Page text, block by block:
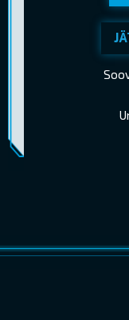
(Kehtib EV
Piletimüük lõppes